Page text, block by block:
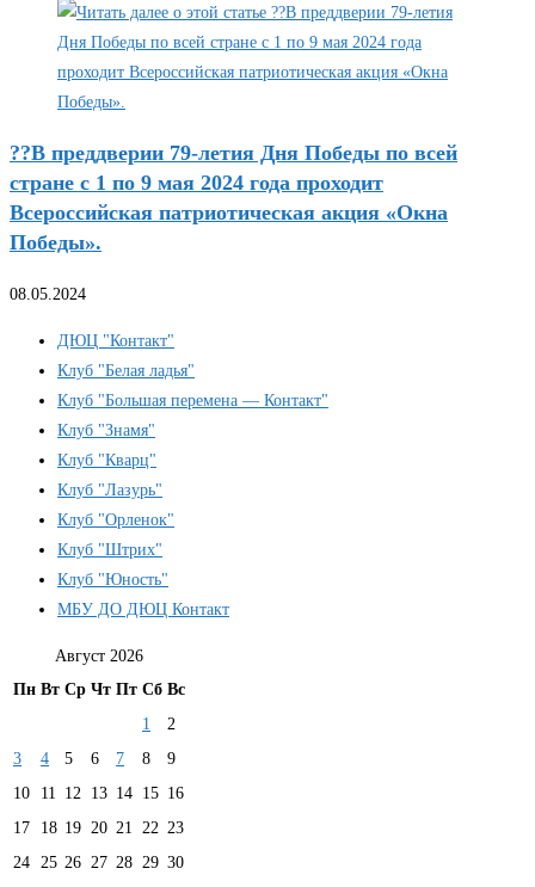
??В преддверии 79-летия Дня Победы по всей
стране с 1 по 9 мая 2024 года проходит
Всероссийская патриотическая акция «Окна
Победы».
08.05.2024
ДЮЦ "Контакт"
Клуб "Белая ладья"
Клуб "Большая перемена — Контакт"
Клуб "Знамя"
Клуб "Кварц"
Клуб "Лазурь"
Клуб "Орленок"
Клуб "Штрих"
Клуб "Юность"
МБУ ДО ДЮЦ Контакт
Август 2026
Пн Вт Ср Чт Пт Сб Вс
1
2
3
4 5 6 7 8
9
10
11 12 13 14 15 16
17
18 19 20 21 22 23
24 25 26 27 28 29 30